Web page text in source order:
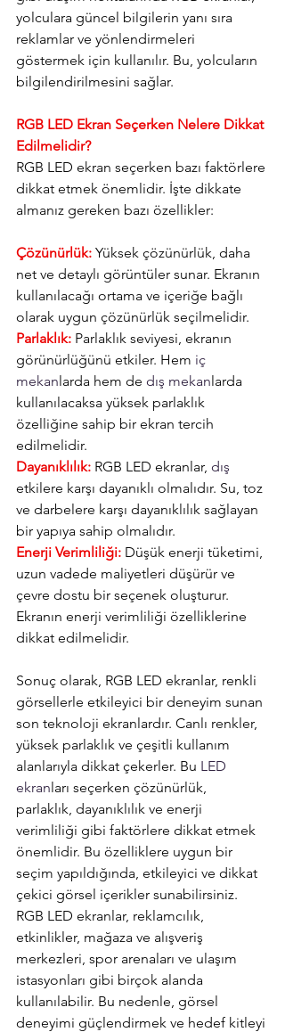
yolculara güncel bilgilerin yanı sıra
reklamlar ve yönlendirmeleri
göstermek için kullanılır. Bu, yolcuların
bilgilendirilmesini sağlar.
RGB LED Ekran Seçerken Nelere Dikkat
Edilmelidir?
RGB LED ekran seçerken bazı faktörlere
dikkat etmek önemlidir. İşte dikkate
almanız gereken bazı özellikler:
Çözünürlük: Yüksek çözünürlük, daha
net ve detaylı görüntüler sunar. Ekranın
kullanılacağı ortama ve içeriğe bağlı
olarak uygun çözünürlük seçilmelidir.
Parlaklık: Parlaklık seviyesi, ekranın
görünürlüğünü etkiler. Hem iç
mekanlarda hem de dış mekanlarda
kullanılacaksa yüksek parlaklık
özelliğine sahip bir ekran tercih
edilmelidir.
Dayanıklılık: RGB LED ekranlar, dış
etkilere karşı dayanıklı olmalıdır. Su, toz
ve darbelere karşı dayanıklılık sağlayan
bir yapıya sahip olmalıdır.
Enerji Verimliliği: Düşük enerji tüketimi,
uzun vadede maliyetleri düşürür ve
çevre dostu bir seçenek oluşturur.
Ekranın enerji verimliliği özelliklerine
dikkat edilmelidir.
Sonuç olarak, RGB LED ekranlar, renkli
görsellerle etkileyici bir deneyim sunan
son teknoloji ekranlardır. Canlı renkler,
yüksek parlaklık ve çeşitli kullanım
alanlarıyla dikkat çekerler. Bu LED
ekranları seçerken çözünürlük,
parlaklık, dayanıklılık ve enerji
verimliliği gibi faktörlere dikkat etmek
önemlidir. Bu özelliklere uygun bir
seçim yapıldığında, etkileyici ve dikkat
çekici görsel içerikler sunabilirsiniz.
RGB LED ekranlar, reklamcılık,
etkinlikler, mağaza ve alışveriş
merkezleri, spor arenaları ve ulaşım
istasyonları gibi birçok alanda
kullanılabilir. Bu nedenle, görsel
deneyimi güçlendirmek ve hedef kitleyi